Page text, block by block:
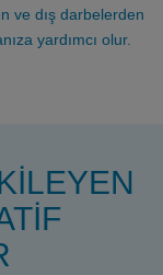
ve dış darbelerden
yardımcı olur.